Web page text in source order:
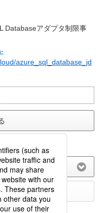
Databaseアダプタ制限事
azure_sql_database_jd
さい。
い)